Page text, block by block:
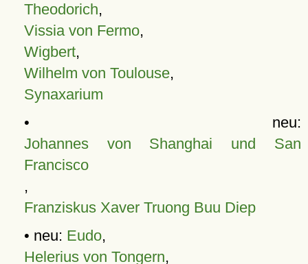
Theodorich,
Vissia von Fermo,
Wigbert,
Wilhelm von Toulouse,
Synaxarium
• neu:
Johannes von Shanghai und San
Francisco
,
Franziskus Xaver Truong Buu Diep
• neu: Eudo,
Helerius von Tongern,